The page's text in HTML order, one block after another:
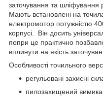
заточування та шліфування
Мають встановлені на
електромотор потужністю
корпусі. Він досить
попри це практично
вплинути на якість
Особливості точильного
регульовані захисні
пилозахищений